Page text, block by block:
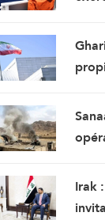
aux
les
Irak